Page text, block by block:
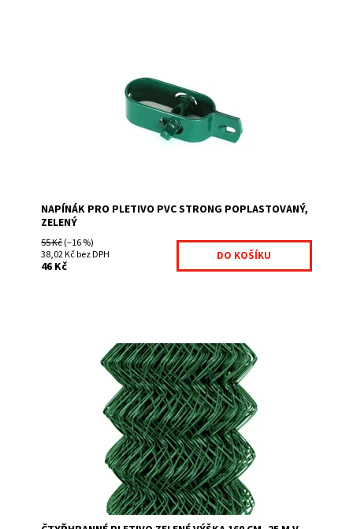
Napínák se používá: k vypnutí ostnatého...
Na centrálním skladě
7018339-150
Fence consulting
NAPÍNÁK PRO PLETIVO PVC STRONG POPLASTOVANÝ,
ZELENÝ
55 Kč(–16 %)
38,02 Kč bez DPH
46 Kč
Obsah balení: v roli je 25 bm. čtyřhranné pletivo bez
napínacího drátu jednoduchá instalace ekonomická
varianta v jádru galvanizovaný drát...
Na centrálním skladě
5025OPT160-171
Fence consulting